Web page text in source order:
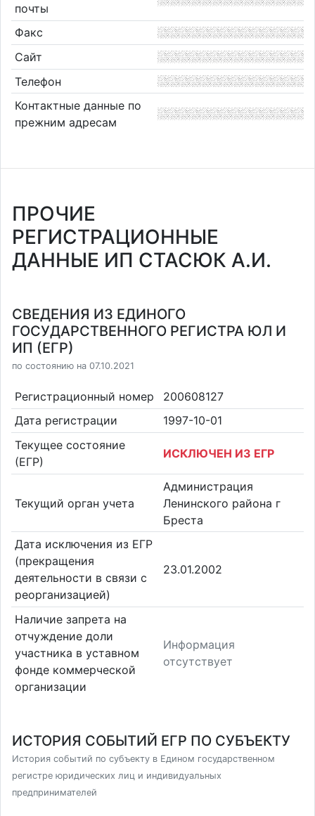
почты
Факс
Сайт
Телефон
Контактные данные по
прежним адресам
ПРОЧИЕ
РЕГИСТРАЦИОННЫЕ
ДАННЫЕ ИП СТАСЮК А.И.
СВЕДЕНИЯ ИЗ ЕДИНОГО
ГОСУДАРСТВЕННОГО РЕГИСТРА ЮЛ И
ИП (ЕГР)
по состоянию на 07.10.2021
Регистрационный номер
200608127
Дата регистрации
1997-10-01
Текущее состояние
(ЕГР)
ИСКЛЮЧЕН ИЗ ЕГР
Текущий орган учета
Администрация
Ленинского района г
Бреста
Дата исключения из ЕГР
(прекращения
деятельности в связи с
реорганизацией)
23.01.2002
Наличие запрета на
отчуждение доли
участника в уставном
фонде коммерческой
организации
Информация
отсутствует
ИСТОРИЯ СОБЫТИЙ ЕГР ПО СУБЪЕКТУ
История событий по субъекту в Едином государственном
регистре юридических лиц и индивидуальных
предпринимателей